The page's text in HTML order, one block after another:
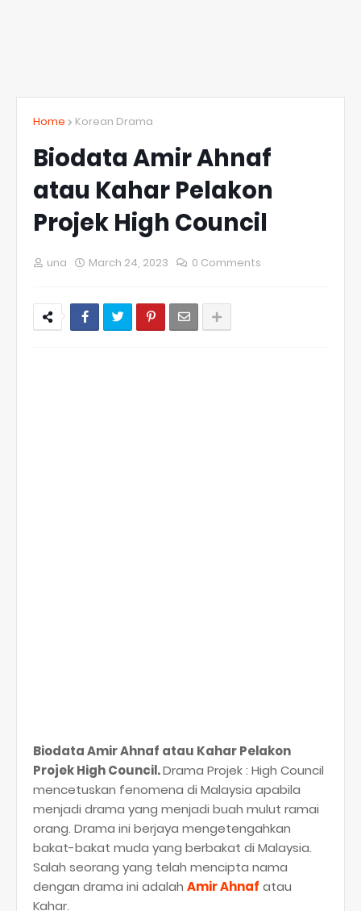
Home Korean Drama
Biodata Amir Ahnaf
atau Kahar Pelakon
Projek High Council
una March 24, 2023 0 Comments
Biodata Amir Ahnaf atau Kahar Pelakon
Projek High Council.Drama Projek : High Council
mencetuskan fenomena di Malaysia apabila
menjadi drama yang menjadi buah mulut ramai
orang. Drama ini berjaya mengetengahkan
bakat-bakat muda yang berbakat di Malaysia.
Salah seorang yang telah mencipta nama
dengan drama ini adalah Amir Ahnaf atau
Kahar.